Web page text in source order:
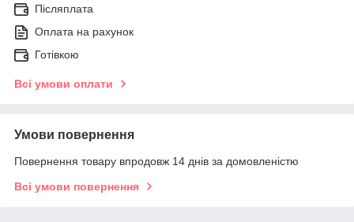
Післяплата
Оплата на рахунок
Готівкою
Всі умови оплати
Умови повернення
Повернення товару впродовж 14 днів за домовленістю
Всі умови повернення